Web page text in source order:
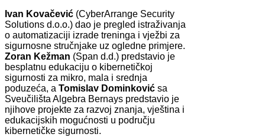
Ivan Kovačević (CyberArrange Security
Solutions d.o.o.) dao je pregled istraživanja
o automatizaciji izrade treninga i vježbi za
sigurnosne stručnjake uz ogledne primjere.
Zoran Kežman (Span d.d.) predstavio je
besplatnu edukaciju o kibernetičkoj
sigurnosti za mikro, mala i srednja
poduzeća, a Tomislav Dominković sa
Sveučilišta Algebra Bernays predstavio je
njihove projekte za razvoj znanja, vještina i
edukacijskih mogućnosti u području
kibernetičke sigurnosti.